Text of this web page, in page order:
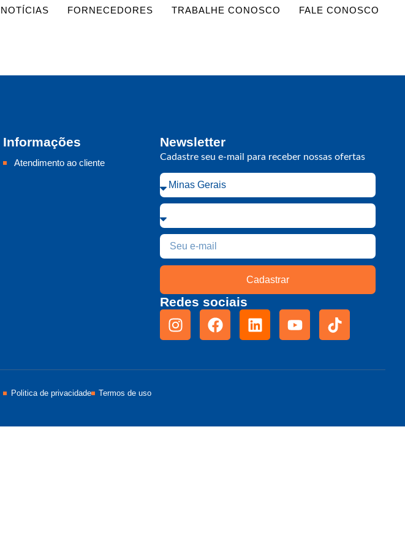
NOTÍCIAS FORNECEDORES TRABALHE CONOSCO FALE CONOSCO
Informações
Atendimento ao cliente
Newsletter
Cadastre seu e-mail para receber nossas ofertas
Cadastrar
Redes sociais
Politica de privacidade Termos de uso